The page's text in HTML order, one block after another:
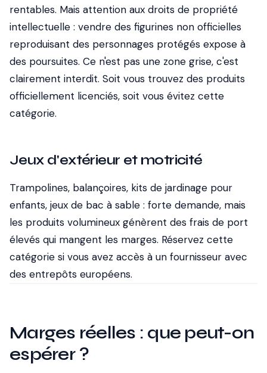
rentables. Mais attention aux droits de propriété
intellectuelle : vendre des figurines non officielles
reproduisant des personnages protégés expose à
des poursuites. Ce n'est pas une zone grise, c'est
clairement interdit. Soit vous trouvez des produits
officiellement licenciés, soit vous évitez cette
catégorie.
Jeux d'extérieur et motricité
Trampolines, balançoires, kits de jardinage pour
enfants, jeux de bac à sable : forte demande, mais
les produits volumineux génèrent des frais de port
élevés qui mangent les marges. Réservez cette
catégorie si vous avez accès à un fournisseur avec
des entrepôts européens.
Marges réelles : que peut-on
espérer ?